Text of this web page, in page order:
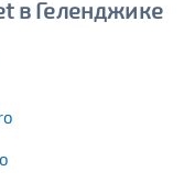
в Геленджике